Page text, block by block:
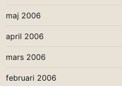
maj 2006
april 2006
mars 2006
februari 2006